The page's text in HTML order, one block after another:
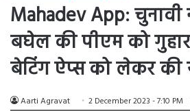
Mahadev App:
बघेल की पीएम को
बेटिंग ऐप्स को लेकर की
Aarti Agravat 2 December 2023 - 7:10 PM